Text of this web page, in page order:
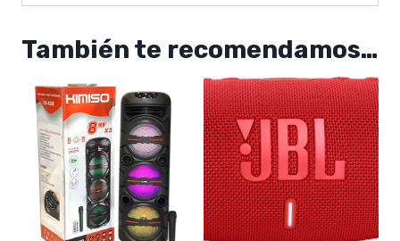
También te recomendamos…